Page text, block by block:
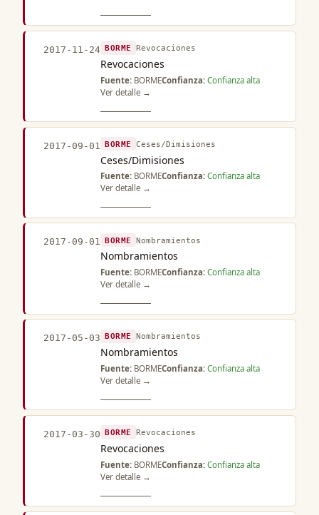
2017-11-24 BORME Revocaciones
Revocaciones
Fuente: BORMEConfianza: Confianza alta
Ver detalle →
2017-09-01 BORME Ceses/Dimisiones
Ceses/Dimisiones
Fuente: BORMEConfianza: Confianza alta
Ver detalle →
2017-09-01 BORME Nombramientos
Nombramientos
Fuente: BORMEConfianza: Confianza alta
Ver detalle →
2017-05-03 BORME Nombramientos
Nombramientos
Fuente: BORMEConfianza: Confianza alta
Ver detalle →
2017-03-30 BORME Revocaciones
Revocaciones
Fuente: BORMEConfianza: Confianza alta
Ver detalle →